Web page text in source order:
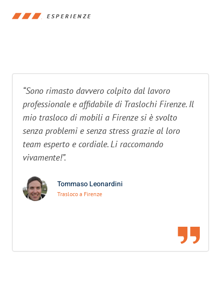
ESPERIENZE
“Sono rimasto davvero colpito dal lavoro
professionale e affidabile di Traslochi Firenze. Il
mio trasloco di mobili a Firenze si è svolto
senza problemi e senza stress grazie al loro
team esperto e cordiale. Li raccomando
vivamente!”.
Tommaso Leonardini
Trasloco a Firenze